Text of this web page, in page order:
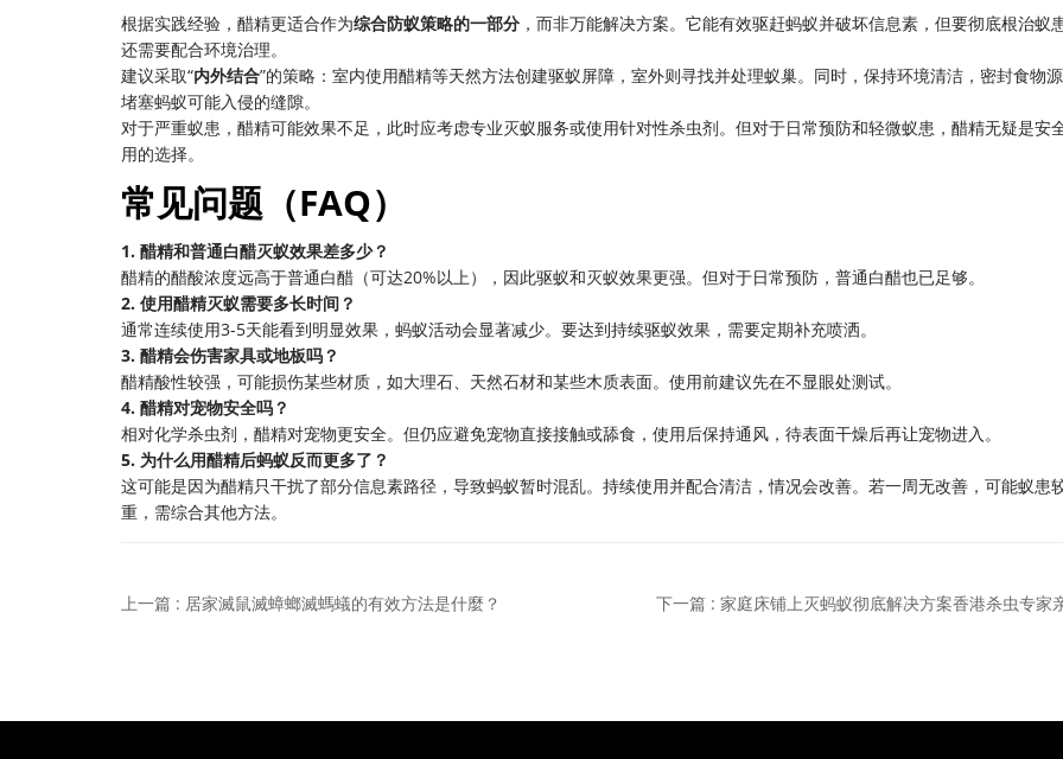
根据实践经验，醋精更适合作为综合防蚁策略的一部分 ，而非万能解决方案。它能有效驱赶蚂蚁并破坏信息素，但要彻底根治蚁
还需要配合环境治理。
建议采取“内外结合”的策略：室内使用醋精等天然方法创建驱蚁屏障，室外则寻找并处理蚁巢。同时，保持环境清洁，密封食物源
堵塞蚂蚁可能入侵的缝隙。
对于严重蚁患，醋精可能效果不足，此时应考虑专业灭蚁服务或使用针对性杀虫剂。但对于日常预防和轻微蚁患，醋精无疑是安
用的选择。
常见问题（FAQ）
1. 醋精和普通白醋灭蚁效果差多少？
醋精的醋酸浓度远高于普通白醋（可达20%以上），因此驱蚁和灭蚁效果更强。但对于日常预防，普通白醋也已足够。
2. 使用醋精灭蚁需要多长时间？
通常连续使用3-5天能看到明显效果，蚂蚁活动会显著减少。要达到持续驱蚁效果，需要定期补充喷洒。
3. 醋精会伤害家具或地板吗？
醋精酸性较强，可能损伤某些材质，如大理石、天然石材和某些木质表面。使用前建议先在不显眼处测试。
4. 醋精对宠物安全吗？
相对化学杀虫剂，醋精对宠物更安全。但仍应避免宠物直接接触或舔食，使用后保持通风，待表面干燥后再让宠物进入。
5. 为什么用醋精后蚂蚁反而更多了？
这可能是因为醋精只干扰了部分信息素路径，导致蚂蚁暂时混乱。持续使用并配合清洁，情况会改善。若一周无改善，可能蚁患
重，需综合其他方法。
上一篇 : 居家滅鼠滅蟑螂滅螞蟻的有效方法是什麼？ 下一篇 : 家庭床铺上灭蚂蚁彻底解决方案香港杀虫专家